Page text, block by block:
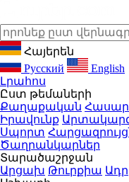
Հայերեն
Русский
English
Լրահոս
Ըստ թեմաների
Քաղաքական
Իրավունք
Սպորտ
Ծաղրանկարներ
Տարածաշրջան
Արցախ Թուրքիա